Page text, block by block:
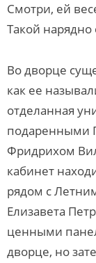
Смотри, ей
Такой
Во дворце
как ее
отделанная
подаренными
Фридрихом
кабинет
рядом с
Елизавета
ценными
дворце, но